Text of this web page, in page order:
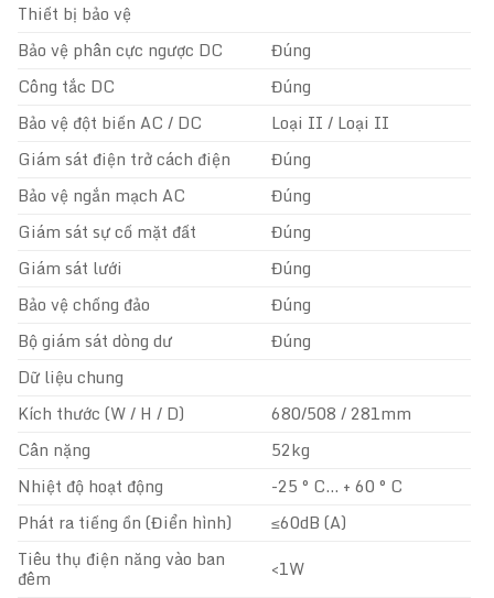
Thiết bị bảo vệ
Bảo vệ phân cực ngược DC
Đúng
Công tắc DC
Đúng
Bảo vệ đột biến AC / DC
Loại II / Loại II
Giám sát điện trở cách điện
Đúng
Bảo vệ ngắn mạch AC
Đúng
Giám sát sự cố mặt đất
Đúng
Giám sát lưới
Đúng
Bảo vệ chống đảo
Đúng
Bộ giám sát dòng dư
Đúng
Dữ liệu chung
Kích thước (W / H / D)
680/508 / 281mm
Cân nặng
52kg
Nhiệt độ hoạt động
-25 ° C… + 60 ° C
Phát ra tiếng ồn (Điển hình)
≤60dB (A)
Tiêu thụ điện năng vào ban
đêm <1W